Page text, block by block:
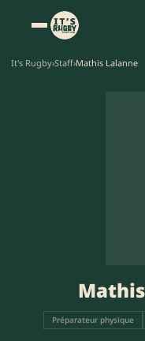
It's Rugby›Staff›Mathis Lalanne
Préparateur physique